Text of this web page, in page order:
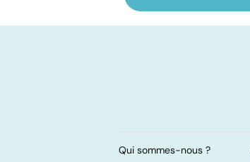
pour la vie
Qui sommes-nous ?